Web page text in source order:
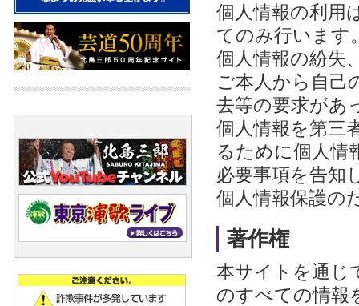
個人情報の利用
てのみ行います
個人情報の紛失
ご本人から自己
去等の要求があ
個人情報を第三
るために個人情
必要事項を告知
個人情報保護の
著作権
本サイトを通じ
のすべての情報